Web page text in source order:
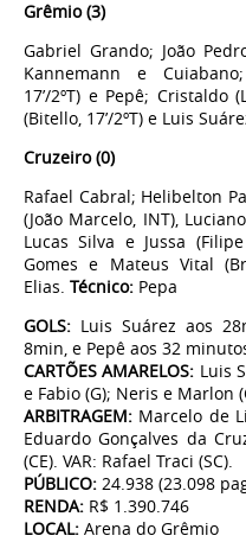
Grêmio (3)
Gabriel Grando; João
Kannemann e
17’/2ºT) e Pepê; Cristaldo
(Bitello, 17’/2ºT) e Luis
Cruzeiro (0)
Rafael Cabral; Helibelton
(João Marcelo, INT),
Lucas Silva e Jussa
Gomes e Mateus Vital
Elias. Técnico: Pepa
GOLS: Luis Suárez aos
8min, e Pepê aos 32
CARTÕES AMARELOS: Luis
e Fabio (G); Neris e Marlon
ARBITRAGEM: Marcelo de
Eduardo Gonçalves da
(CE). VAR: Rafael Traci (SC).
PÚBLICO: 24.938 (23.098
RENDA: R$ 1.390.746
LOCAL: Arena do Grêmio